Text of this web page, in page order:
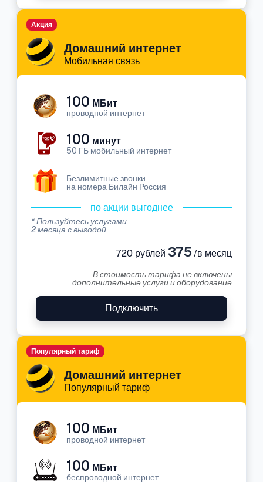
Домашний интернет
Мобильная связь
Акция
100 МБит
проводной интернет
100 минут
50 ГБ мобильный интернет
Безлимитные звонки
на номера Билайн Россия
по акции выгоднее
* Пользуйтесь услугами
2 месяца с выгодой
720 рублей375 /в месяц
В стоимость тарифа не включены
дополнительные услуги и оборудование
Подключить
Домашний интернет
Популярный тариф
Популярный тариф
100 МБит
проводной интернет
100 МБит
беспроводной интернет